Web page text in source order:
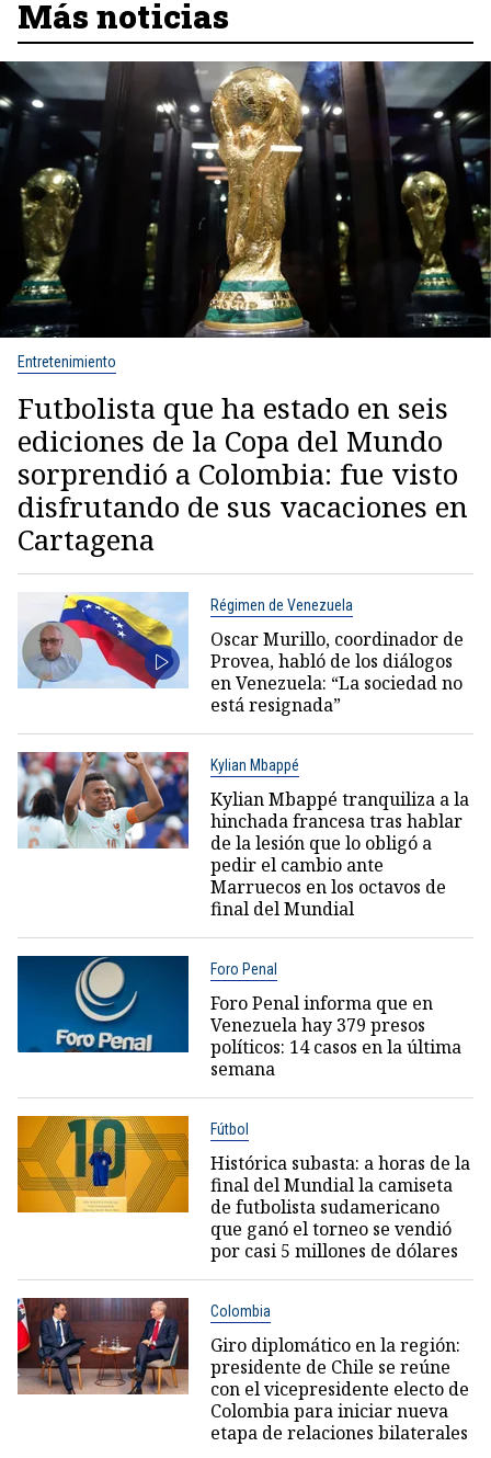
Más noticias
Entretenimiento
Futbolista que ha estado en seis
ediciones de la Copa del Mundo
sorprendió a Colombia: fue visto
disfrutando de sus vacaciones en
Cartagena
Régimen de Venezuela
Oscar Murillo, coordinador de
Provea, habló de los diálogos
en Venezuela: “La sociedad no
está resignada”
Kylian Mbappé
Kylian Mbappé tranquiliza a la
hinchada francesa tras hablar
de la lesión que lo obligó a
pedir el cambio ante
Marruecos en los octavos de
final del Mundial
Foro Penal
Foro Penal informa que en
Venezuela hay 379 presos
políticos: 14 casos en la última
semana
Fútbol
Histórica subasta: a horas de la
final del Mundial la camiseta
de futbolista sudamericano
que ganó el torneo se vendió
por casi 5 millones de dólares
Colombia
Giro diplomático en la región:
presidente de Chile se reúne
con el vicepresidente electo de
Colombia para iniciar nueva
etapa de relaciones bilaterales